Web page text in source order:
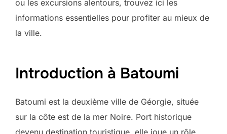
ou les excursions alentours, trouvez ici les
informations essentielles pour profiter au mieux de
la ville.
Introduction à Batoumi
Batoumi est la deuxième ville de Géorgie, située
sur la côte est de la mer Noire. Port historique
devenu destination touristique, elle joue un rôle